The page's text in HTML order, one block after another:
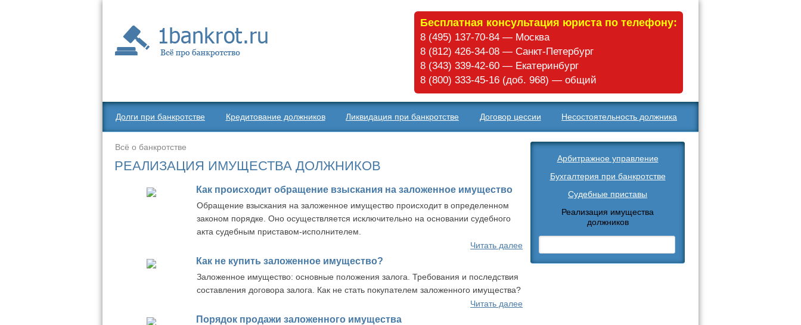
Долги при банкротстве Кредитование должников Ликвидация при банкротстве Договор цессии Несостоятельность должника
Арбитражное управление
Бухгалтерия при банкротстве
Судебные приставы
Реализация имущества
должников
Бесплатная консультация юриста по телефону:
8 (495) 137-70-84 — Москва
8 (812) 426-34-08 — Санкт-Петербург
8 (343) 339-42-60 — Екатеринбург
8 (800) 333-45-16 (доб. 968) — общий
Всё о банкротстве
РЕАЛИЗАЦИЯ ИМУЩЕСТВА ДОЛЖНИКОВ
Как происходит обращение взыскания на заложенное имущество
Обращение взыскания на заложенное имущество происходит в определенном
законом порядке. Оно осуществляется исключительно на основании судебного
акта судебным приставом-исполнителем.
Читать далее
Как не купить заложенное имущество?
Заложенное имущество: основные положения залога. Требования и последствия
составления договора залога. Как не стать покупателем заложенного имущества?
Читать далее
Порядок продажи заложенного имущества